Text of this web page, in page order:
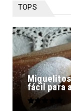
TOPS
fácil para